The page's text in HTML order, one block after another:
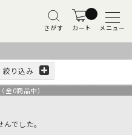
さがす カート メニュー
絞り込み
全0商品中）
でした。